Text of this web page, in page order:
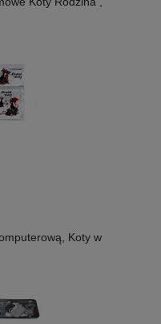
Koty w